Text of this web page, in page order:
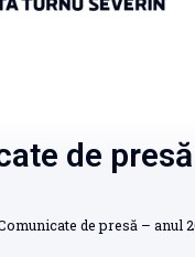
de
de presă – anul